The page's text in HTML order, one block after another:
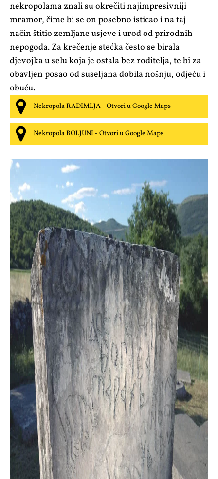
nekropolama znali su okrečiti najimpresivniji
mramor, čime bi se on posebno isticao i na taj
način štitio zemljane usjeve i urod od prirodnih
nepogoda. Za krečenje stećka često se birala
djevojka u selu koja je ostala bez roditelja, te bi za
obavljen posao od suseljana dobila nošnju, odjeću i
obuću.
Nekropola RADIMLJA - Otvori u Google Maps
Nekropola BOLJUNI - Otvori u Google Maps